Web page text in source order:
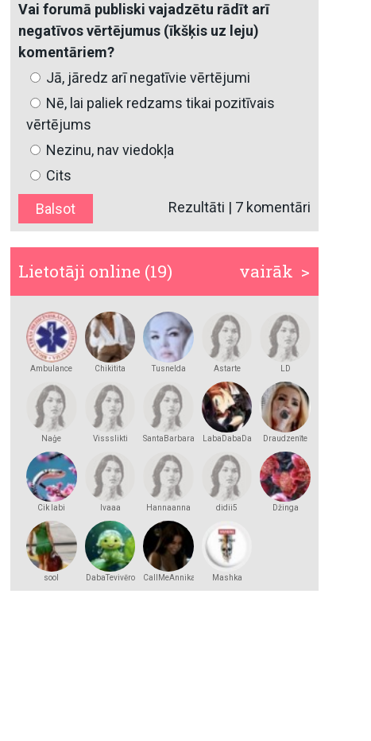
Vai forumā publiski vajadzētu rādīt arī
negatīvos vērtējumus (īkšķis uz leju)
komentāriem?
Jā, jāredz arī negatīvie vērtējumi
Nē, lai paliek redzams tikai pozitīvais
vērtējums
Nezinu, nav viedokļa
Cits
Rezultāti | 7 komentāri
vairāk >
Lietotāji online (19)
Ambulance Chikitita Tusnelda Astarte LD
Naģe Vissslikti SantaBarbara LabaDabaDa Draudzenīte
Cik labi lvaaa Hannaanna didii5 Džinga
sool DabaTevivēro CallMeAnnika
Mashka